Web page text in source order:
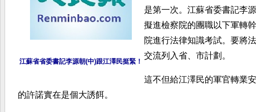
江蘇省省委書記李源朝(中)跟江澤民挺緊！
是第一次。江蘇省委書記李
擬進檢察院的團職以下軍轉
院進行法律知識考試。要將
交流列入省、市計劃。
這不但給江澤民的軍官轉業
的許諾實在是個大誘餌。